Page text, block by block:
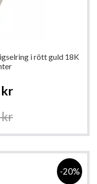
i rött guld 18K
-20%